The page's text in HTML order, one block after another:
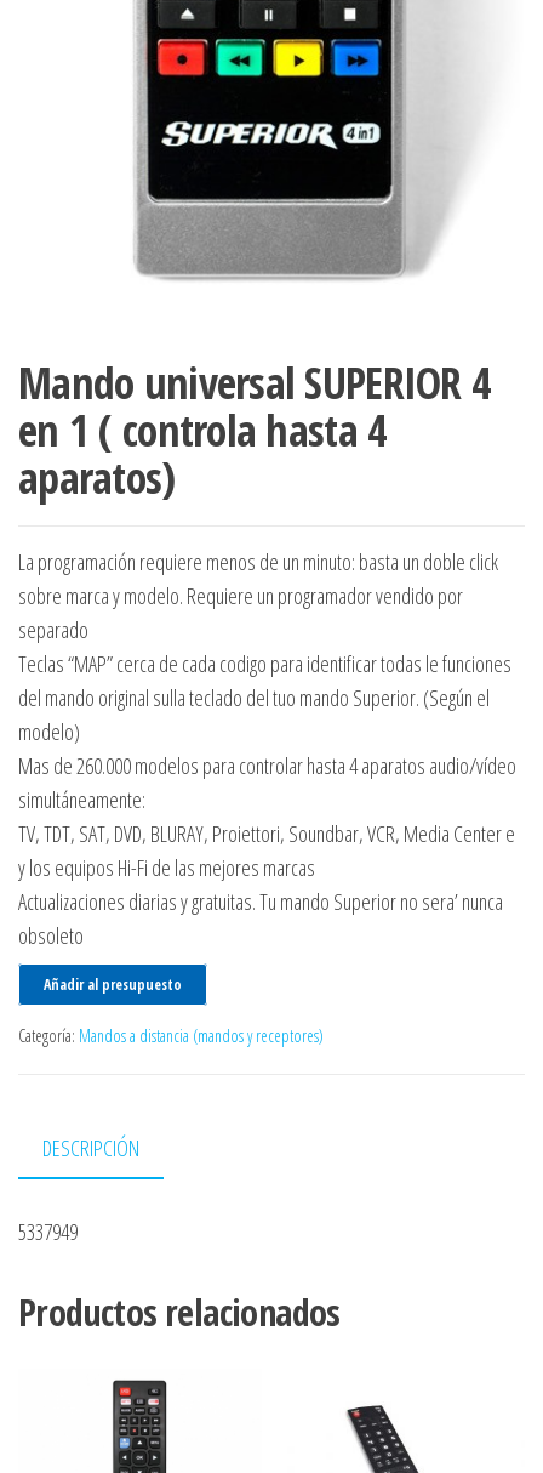
Mando universal SUPERIOR 4
en 1 ( controla hasta 4
aparatos)
La programación requiere menos de un minuto: basta un doble click
sobre marca y modelo. Requiere un programador vendido por
separado
Teclas “MAP” cerca de cada codigo para identificar todas le funciones
del mando original sulla teclado del tuo mando Superior. (Según el
modelo)
Mas de 260.000 modelos para controlar hasta 4 aparatos audio/vídeo
simultáneamente:
TV, TDT, SAT, DVD, BLURAY, Proiettori, Soundbar, VCR, Media Center e
y los equipos Hi-Fi de las mejores marcas
Actualizaciones diarias y gratuitas. Tu mando Superior no sera’ nunca
obsoleto
Añadir al presupuesto
Categoría: Mandos a distancia (mandos y receptores)
DESCRIPCIÓN
5337949
Productos relacionados